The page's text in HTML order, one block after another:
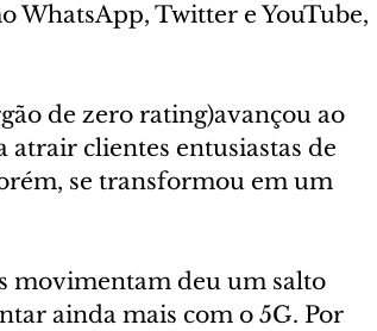
WhatsApp, Twitter e YouTube,
de zero rating)avançou ao
atrair clientes entusiastas de
se transformou em um
movimentam deu um salto
ainda mais com o 5G. Por